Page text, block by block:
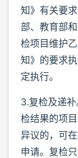
知》有关要
部、教育部
检项目维护
知》的要求
定执行。
3.复检及递
检结果的项
异议的，可
申请。复检